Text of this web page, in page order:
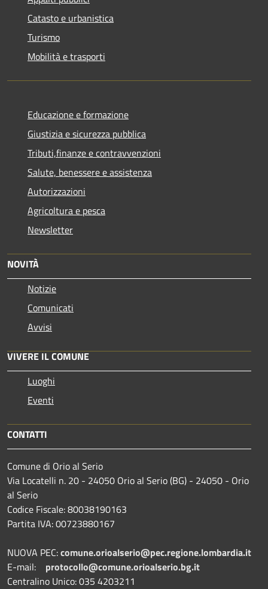
Catasto e urbanistica
Turismo
Mobilità e trasporti
Educazione e formazione
Giustizia e sicurezza pubblica
Tributi,finanze e contravvenzioni
Salute, benessere e assistenza
Autorizzazioni
Agricoltura e pesca
Newsletter
NOVITÀ
Notizie
Comunicati
Avvisi
VIVERE IL COMUNE
Luoghi
Eventi
CONTATTI
Comune di Orio al Serio
Via Locatelli n. 20 - 24050 Orio al Serio (BG) - 24050 - Orio
al Serio
Codice Fiscale: 80038190163
Partita IVA: 00723880167
NUOVA PEC:comune.orioalserio@pec.regione.lombardia.it
E-mail: protocollo@comune.orioalserio.bg.it
Centralino Unico: 035 4203211